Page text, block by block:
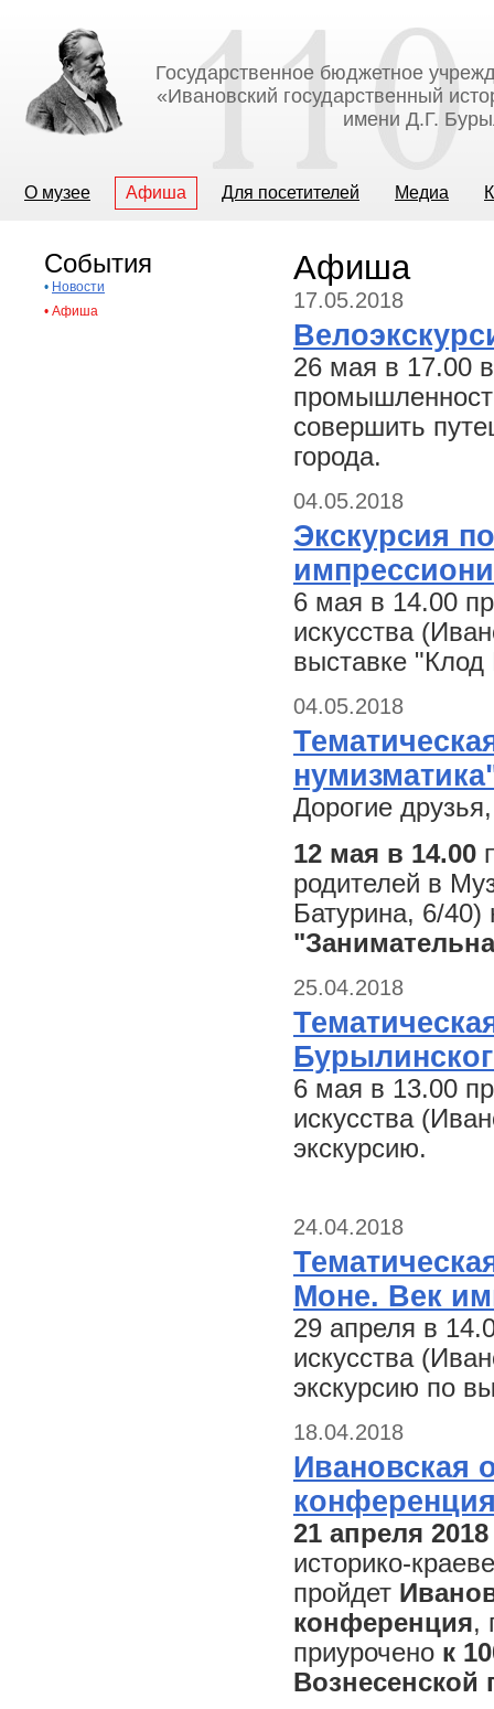
Государственное бюджетное
«Ивановский государственный
имени Д.Г.
О музее Афиша Для посетителей Медиа
События
• Новости
• Афиша
Афиша
17.05.2018
26 мая в 17.00
совершить
города.
04.05.2018
Экскурсия
6 мая в 14.00
искусства
выставке
04.05.2018
Дорогие
12 мая в 14.00
родителей в
Батурина, 6/40)
25.04.2018
6 мая в 13.00
искусства
экскурсию.
24.04.2018
Моне. Век
29 апреля в
искусства
экскурсию по
18.04.2018
Ивановская
21 апреля 2018
историко-
пройдет
конференция,
приурочено к
Вознесенской